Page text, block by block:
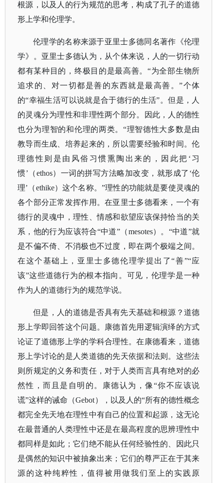
根源，以及人的行为规范的思考，构成了孔子的道德
形上学和伦理学。
伦理学的名称来源于亚里士多德同名著作《伦理
学》。亚里士多德认为，从个体来说，人的一切行动
都有某种目的，终极目的是最高善。“为全部生物所
追求的、对一切都是善的东西就是最高善。”个体
的“幸福生活可以说就是合于德行的生活”。但是，人
的灵魂分为理性和非理性两个部分。因此，人的德性
也分为理智的和伦理的两类。“理智德性大多数是由
教导而生成、培养起来的，所以需要经验和时间。伦
理德性则是由风俗习惯熏陶出来的，因此把‘习
惯’（ethos）一词的拼写方法略加改变，就形成了‘伦
理’（ethike）这个名称。”理性的功能就是要使灵魂的
各个部分正常发挥作用。在亚里士多德看来，一个有
德行的灵魂中，理性、情感和欲望应该保持恰当的关
系，他的行为应该符合“中道”（mesotes）。“中道”就
是不偏不倚、不消极也不过度，即在两个极端之间。
在这个基础上，亚里士多德伦理学提出了“善”“应
该”这些道德行为的根本指向。可见，伦理学是一种
作为人的道德行为的规范学说。
但是，人的道德是否具有先天基础和根源？道德
形上学即回答这个问题。康德首先用逻辑演绎的方式
论证了道德形上学的学科合理性。在康德看来，道德
形上学讨论的是人类道德的先天依据和法则。这些法
则所规定的义务和责任，对于人类而言具有绝对的必
然性，而且是自明的。康德认为，像“你不应该说
谎”这样的诫命（Gebot），以及人的“所有的德性概念
都完全先天地在理性中有自己的位置和起源，这无论
在最普通的人类理性中还是在最高程度的思辨理性中
都同样是如此；它们绝不能从任何经验性的、因此只
是偶然的知识中被抽象出来；它们的尊严正在于其来
源的这种纯粹性，值得被用做我们至上的实践原